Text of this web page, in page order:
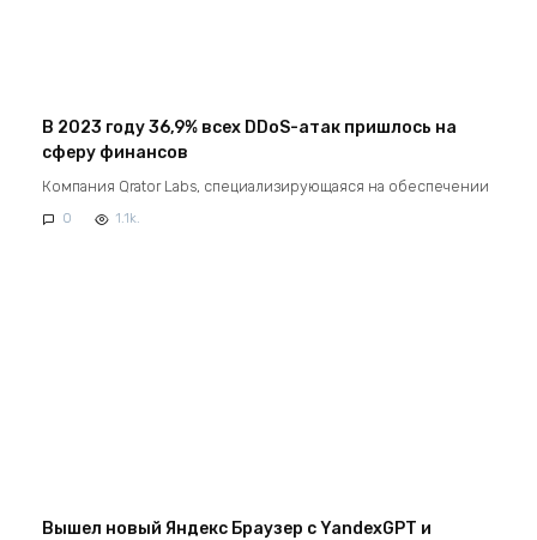
В 2023 году 36,9% всех DDoS-атак пришлось на
сферу финансов
Компания Qrator Labs, специализирующаяся на обеспечении
0 1.1k.
Вышел новый Яндекс Браузер с YandexGPT и